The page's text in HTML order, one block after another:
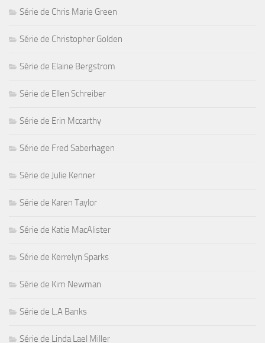
Série de Chris Marie Green
Série de Christopher Golden
Série de Elaine Bergstrom
Série de Ellen Schreiber
Série de Erin Mccarthy
Série de Fred Saberhagen
Série de Julie Kenner
Série de Karen Taylor
Série de Katie MacAlister
Série de Kerrelyn Sparks
Série de Kim Newman
Série de L.A Banks
Série de Linda Lael Miller